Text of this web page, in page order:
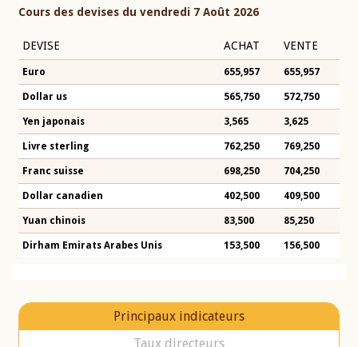
Cours des devises du vendredi 7 Août 2026
DEVISE ACHAT VENTE
Euro 655,957 655,957
Dollar us 565,750 572,750
Yen japonais 3,565 3,625
Livre sterling 762,250 769,250
Franc suisse 698,250 704,250
Dollar canadien 402,500 409,500
Yuan chinois 83,500 85,250
Dirham Emirats Arabes Unis 153,500 156,500
Principaux indicateurs
Taux directeurs